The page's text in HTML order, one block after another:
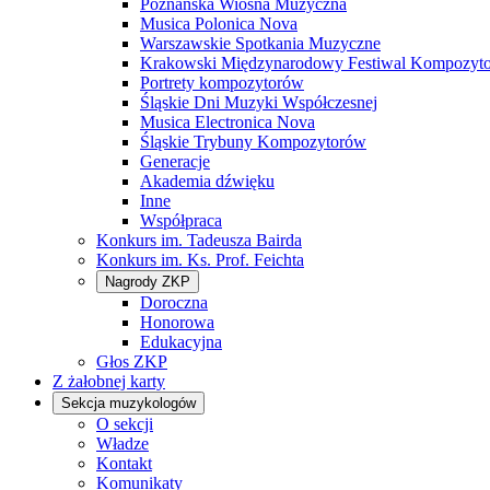
Musica Polonica Nova
Warszawskie Spotkania Muzyczne
Krakowski Międzynarodowy Festiwal
Portrety kompozytorów
Śląskie Dni Muzyki Współczesnej
Musica Electronica Nova
Śląskie Trybuny Kompozytorów
Generacje
Akademia dźwięku
Inne
Współpraca
Konkurs im. Tadeusza Bairda
Konkurs im. Ks. Prof. Feichta
Nagrody ZKP
Doroczna
Honorowa
Edukacyjna
Głos ZKP
Z żałobnej karty
Sekcja muzykologów
O sekcji
Władze
Kontakt
Komunikaty